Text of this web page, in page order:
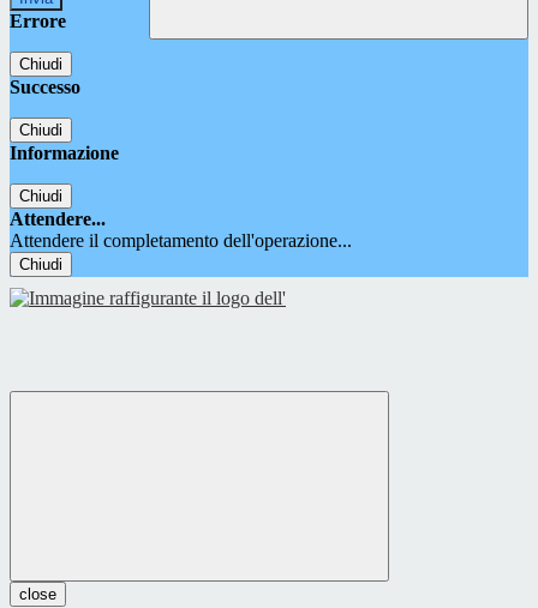
Errore
Chiudi
Successo
Chiudi
Informazione
Chiudi
Attendere...
Attendere il completamento dell'operazione...
Chiudi
close